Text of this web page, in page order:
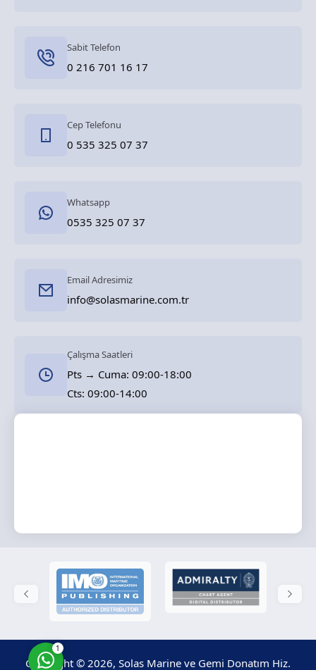
Sabit Telefon
0 216 701 16 17
Cep Telefonu
0 535 325 07 37
Whatsapp
0535 325 07 37
Email Adresimiz
info@solasmarine.com.tr
Çalışma Saatleri
Pts → Cuma: 09:00-18:00
Cts: 09:00-14:00
Copyright © 2026, Solas Marine ve Gemi Donatım Hiz.
Cevap Yaz
1